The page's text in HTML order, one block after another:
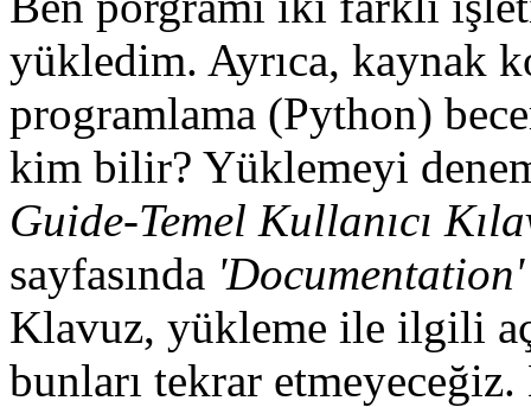
yükledim. Ayrıca, kaynak
programlama (Python)
kim bilir? Yüklemeyi
Guide-Temel Kullanıcı
sayfasında 'Documentation'
Klavuz, yükleme ile ilgili
bunları tekrar